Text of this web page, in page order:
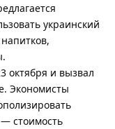
украинский
октября и вызвал
Экономисты
стоимость